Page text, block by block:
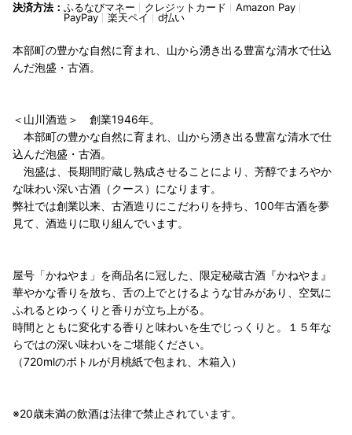
決済方法： ふるなびマネー クレジットカード
Amazon Pay
PayPay
楽天ペイ d払い
本部町の豊かな自然に育まれ、山から湧き出る豊富な清水で仕込
んだ泡盛・古酒。
＜山川酒造＞ 創業1946年。
本部町の豊かな自然に育まれ、山から湧き出る豊富な清水で仕
込んだ泡盛・古酒。
泡盛は、長期間貯蔵し熟成させることにより、芳醇でまろやか
な味わい深い古酒（クース）になります。
弊社では創業以来、古酒造りにこだわりを持ち、100年古酒を夢
見て、酒造りに取り組んでいます。
屋号「かねやま」を商品名に冠した、限定秘蔵古酒『かねやま』
華やかな香りを放ち、舌の上でとけるような甘みがあり、空気に
ふれるとゆっくりと香りが立ち上がる。
時間とともに変化する香りと味わいを生でじっくりと。１５年な
らではの深い味わいをご堪能ください。
（720mlのボトルが月桃紙で包まれ、木箱入）
※20歳未満の飲酒は法律で禁止されています。